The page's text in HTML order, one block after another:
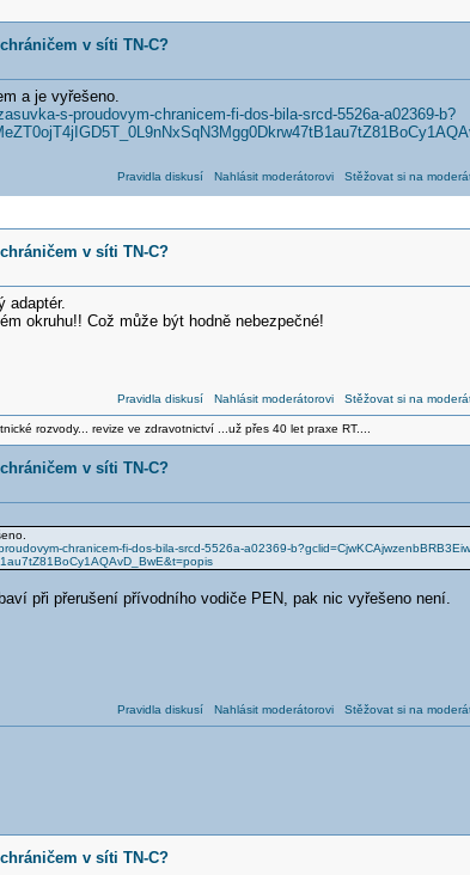
v síti TN-C?
a je vyřešeno.
s-proudovym-chranicem-fi-dos-bila-srcd-5526a-a02369-b?
Pravidla diskusí Nahlásit moderátorovi Stěžovat si na
v síti TN-C?
adaptér.
okruhu!! Což může být hodně nebezpečné!
Pravidla diskusí Nahlásit moderátorovi Stěžovat si na
rozvody... revize ve zdravotnictví ...už přes 40 let praxe RT....
v síti TN-C?
chranicem-fi-dos-bila-srcd-5526a-a02369-
při přerušení přívodního vodiče PEN, pak nic vyřešeno není.
Pravidla diskusí Nahlásit moderátorovi Stěžovat si na
v síti TN-C?